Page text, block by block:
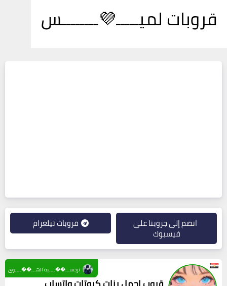
قروبات لميـــــ💜ــــــــس
انضم إلى جروبنا على
فيسبوك
قروبات تيلغرام
نرجســـ��ــــية الهـــ��ــــوى